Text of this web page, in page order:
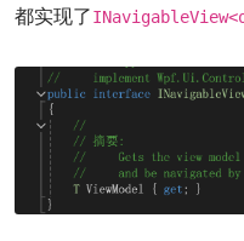
都实现了